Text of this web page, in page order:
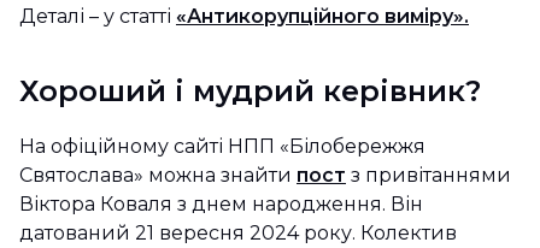
Деталі – у статті «Антикорупційного виміру».
Хороший і мудрий керівник?
На офіційному сайті НПП «Білобережжя
Святослава» можна знайти пост з привітаннями
Віктора Коваля з днем народження. Він
датований 21 вересня 2024 року. Колектив